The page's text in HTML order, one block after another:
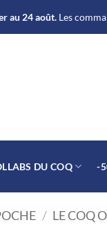
au 24 août.Les
DU COQ -
/ LE COQ